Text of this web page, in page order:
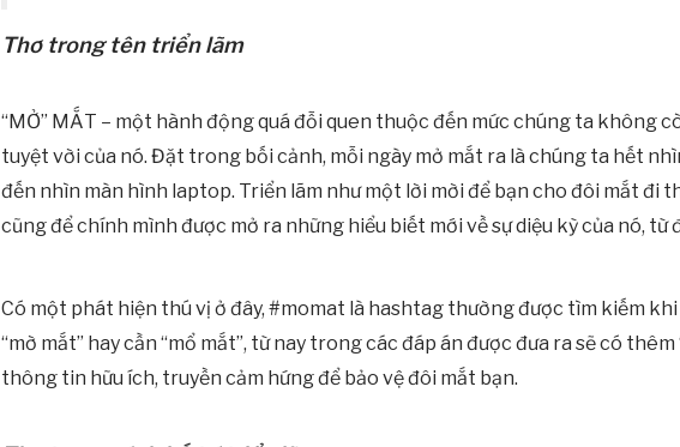
Thơ trong tên triển lãm
“MỞ” MẮT – một hành động quá đỗi quen thuộc đến mức chúng ta không
tuyệt vời của nó. Đặt trong bối cảnh, mỗi ngày mở mắt ra là chúng ta hết
đến nhìn màn hình laptop. Triển lãm như một lời mời để bạn cho đôi mắt đi
cũng để chính mình được mở ra những hiểu biết mới về sự diệu kỳ của nó, từ
Có một phát hiện thú vị ở đây, #momat là hashtag thường được tìm kiếm
“mờ mắt” hay cần “mổ mắt”, từ nay trong các đáp án được đưa ra sẽ có
thông tin hữu ích, truyền cảm hứng để bảo vệ đôi mắt bạn.